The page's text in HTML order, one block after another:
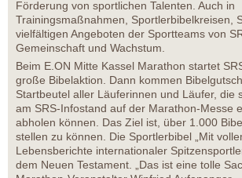
Förderung von sportlichen Talenten. Auch in
Trainingsmaßnahmen, Sportlerbibelkreisen,
vielfältigen Angeboten der Sportteams von
Gemeinschaft und Wachstum.
Beim E.ON Mitte Kassel Marathon startet
große Bibelaktion. Dann kommen
Startbeutel aller Läuferinnen und Läufer, die
am SRS-Infostand auf der Marathon-Messe
abholen können. Das Ziel ist, über 1.000
stellen zu können. Die Sportlerbibel „Mit
Lebensberichte internationaler
dem Neuen Testament. „Das ist eine tolle